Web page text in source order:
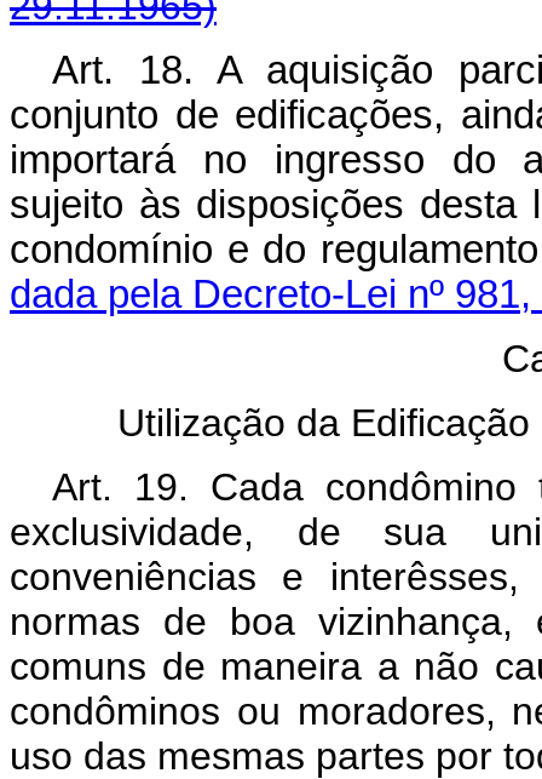
Art. 18. A aquisição
conjunto de edificações,
importará no ingresso do
sujeito às disposições
condomínio e do
dada pela Decreto-Lei nº
Utilização da
Art. 19. Cada
exclusividade, de sua
conveniências e
normas de boa
comuns de maneira a não
condôminos ou moradores,
uso das mesmas partes por